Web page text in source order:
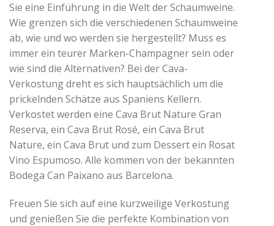
Sie eine Einführung in die Welt der Schaumweine.
Wie grenzen sich die verschiedenen Schaumweine
ab, wie und wo werden sie hergestellt? Muss es
immer ein teurer Marken-Champagner sein oder
wie sind die Alternativen? Bei der Cava-
Verkostung dreht es sich hauptsächlich um die
prickelnden Schätze aus Spaniens Kellern.
Verkostet werden eine Cava Brut Nature Gran
Reserva, ein Cava Brut Rosé, ein Cava Brut
Nature, ein Cava Brut und zum Dessert ein Rosat
Vino Espumoso. Alle kommen von der bekannten
Bodega Can Paixano aus Barcelona.
Freuen Sie sich auf eine kurzweilige Verkostung
und genießen Sie die perfekte Kombination von